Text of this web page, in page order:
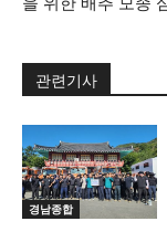
관련기사
경남종합